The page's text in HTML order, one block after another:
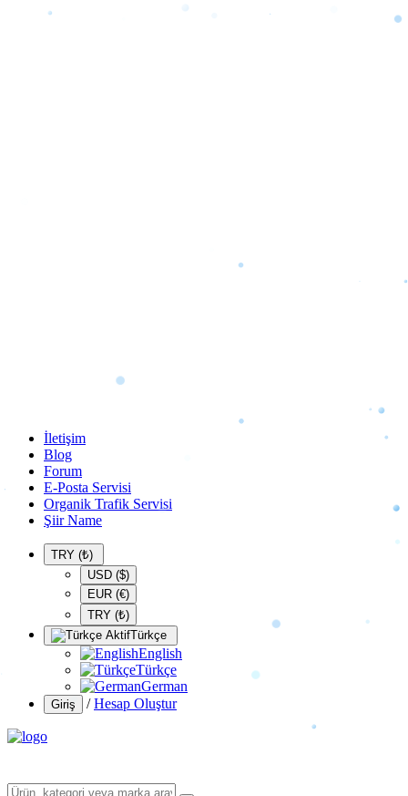
İletişim
Blog
Forum
E-Posta Servisi
Organik Trafik Servisi
Şiir Name
TRY (₺)
USD ($)
EUR (€)
TRY (₺)
Türkçe
English
Türkçe
German
Giriş / Hesap Oluştur